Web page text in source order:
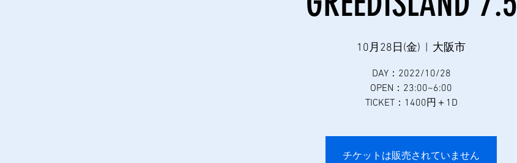
10月28日(金) 大阪市
DAY：2022/10/28
OPEN：23:00~6:00
チケットは販売されていません